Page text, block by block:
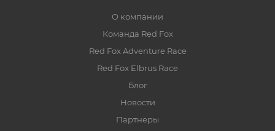
О компании
Команда Red Fox
Red Fox Adventure Race
Red Fox Elbrus Race
Блог
Новости
Партнеры